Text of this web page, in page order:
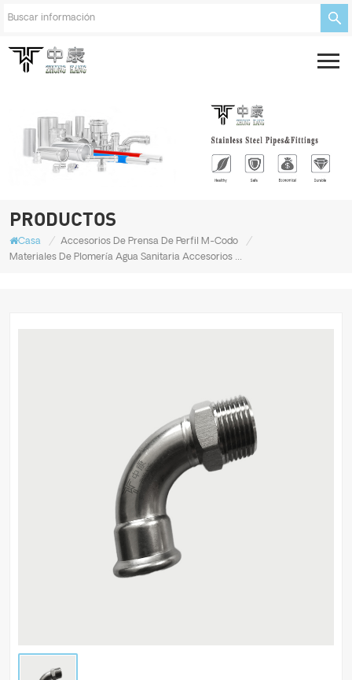
PRODUCTOS
Casa / Accesorios De Prensa De Perfil M-Codo
/
Materiales De Plomería Agua Sanitaria Accesorios De Tubería De Metal Codo Rosca Macho Accesorio De Presión Inoxidable